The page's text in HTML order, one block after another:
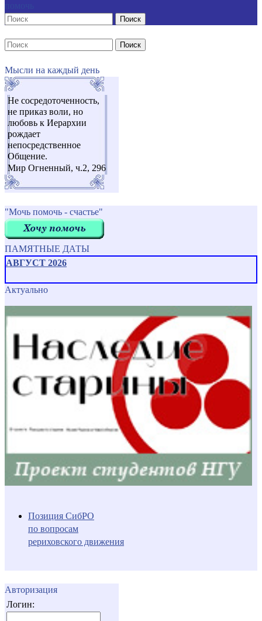
Поиск
Поиск
Мысли на каждый день
Не сосредоточенность,
не приказ воли, но
любовь к Иерархии
рождает
непосредственное
Общение.
Мир Огненный, ч.2, 296
"Мочь помочь - счастье"
ПАМЯТНЫЕ ДАТЫ
АВГУСТ 2026
Актуально
Позиция СибРО
по вопросам
рериховского движения
Авторизация
Логин: